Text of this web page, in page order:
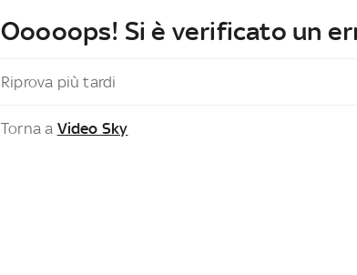
Ooooops! Si è verificato un
Riprova più tardi
Torna a Video Sky